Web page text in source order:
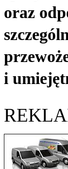
oraz
i